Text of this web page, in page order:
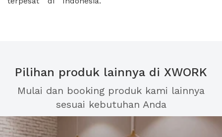
Pilihan produk lainnya di XWORK
Mulai dan booking produk kami lainnya
sesuai kebutuhan Anda